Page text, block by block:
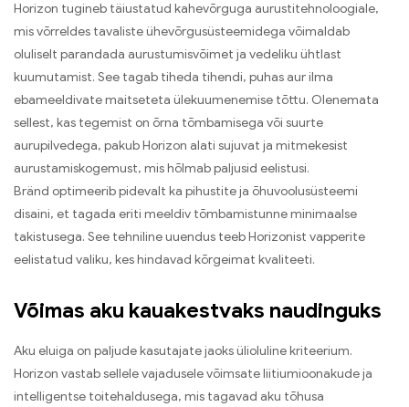
Horizon tugineb täiustatud kahevõrguga aurustitehnoloogiale,
mis võrreldes tavaliste ühevõrgusüsteemidega võimaldab
oluliselt parandada aurustumisvõimet ja vedeliku ühtlast
kuumutamist. See tagab tiheda tihendi, puhas aur ilma
ebameeldivate maitseteta ülekuumenemise tõttu. Olenemata
sellest, kas tegemist on õrna tõmbamisega või suurte
aurupilvedega, pakub Horizon alati sujuvat ja mitmekesist
aurustamiskogemust, mis hõlmab paljusid eelistusi.
Bränd optimeerib pidevalt ka pihustite ja õhuvoolusüsteemi
disaini, et tagada eriti meeldiv tõmbamistunne minimaalse
takistusega. See tehniline uuendus teeb Horizonist vapperite
eelistatud valiku, kes hindavad kõrgeimat kvaliteeti.
Võimas aku kauakestvaks naudinguks
Aku eluiga on paljude kasutajate jaoks ülioluline kriteerium.
Horizon vastab sellele vajadusele võimsate liitiumioonakude ja
intelligentse toitehaldusega, mis tagavad aku tõhusa